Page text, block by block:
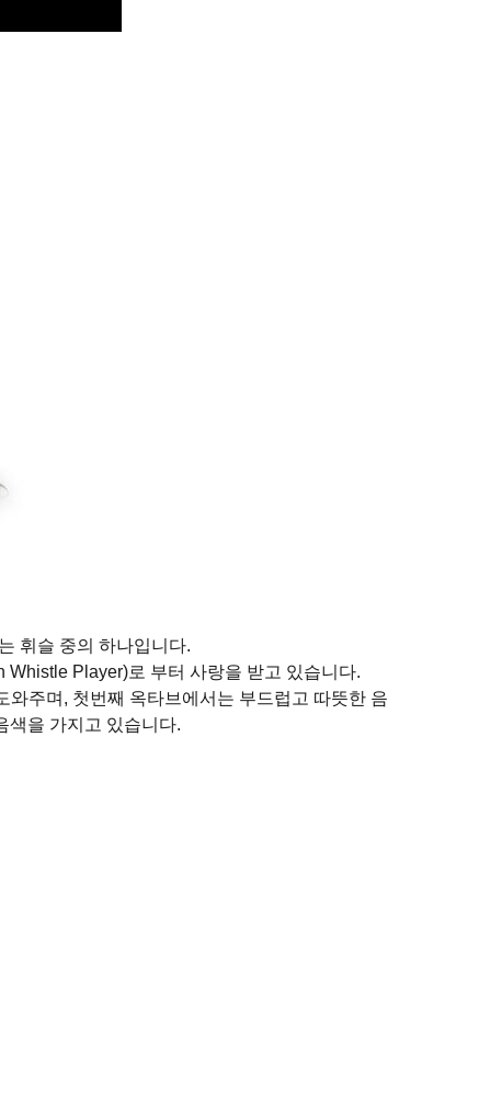
휘슬 중의 하나입니다.
Player)로 부터 사랑을 받고 있습니다.
주며, 첫번째 옥타브에서는 부드럽고 따뜻한 음
색을 가지고 있습니다.